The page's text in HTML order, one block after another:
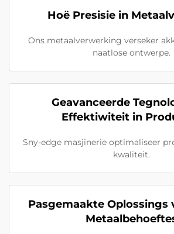
Hoë Presisie in
Ons metaalverwerking verseker
naatlose ontwerpe.
Geavanceerde
Effektiwiteit in
Sny-edge masjinerie optimaliseer
kwaliteit.
Pasgemaakte Oplossings